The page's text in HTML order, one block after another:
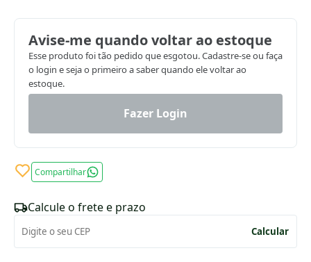
Avise-me quando voltar ao estoque
Esse produto foi tão pedido que esgotou. Cadastre-se ou faça
o login e seja o primeiro a saber quando ele voltar ao
estoque.
Fazer Login
Compartilhar
Calcule o frete e prazo
Calcular